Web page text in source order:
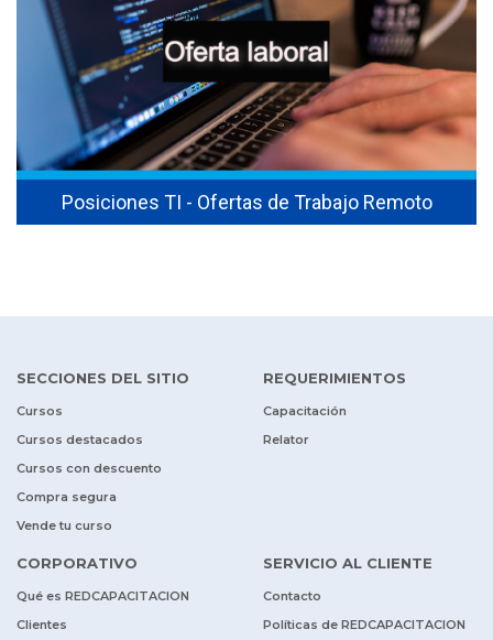
Posiciones TI - Ofertas de Trabajo Remoto
SECCIONES DEL SITIO
Cursos
Cursos destacados
Cursos con descuento
Compra segura
Vende tu curso
REQUERIMIENTOS
Capacitación
Relator
CORPORATIVO
Qué es REDCAPACITACION
Clientes
SERVICIO AL CLIENTE
Contacto
Políticas de REDCAPACITACION